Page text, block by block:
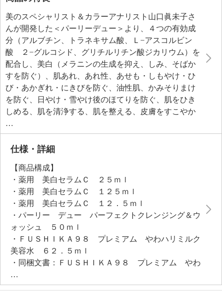
美のスペシャリスト＆カラーアナリスト山口眞未子さ
んが開発した＜パーリーデュー＞より、４つの有効成
分（アルブチン、トラネキサム酸、Ｌ−アスコルビン
酸 ２−グルコシド、グリチルリチン酸ジカリウム）を
配合し、美白（メラニンの生成を抑え、しみ、そばか
すを防ぐ）、肌あれ、あれ性、あせも・しもやけ・ひ
び・あかぎれ・にきびを防ぐ、油性肌、かみそりまけ
を防ぐ、日やけ・雪やけ後のほてりを防ぐ、肌をひき
しめる、肌を清浄する、肌を整える、皮膚をすこやか
に保つ、皮膚にうるおいを与える１２の効能効果のあ
る薬用美白美容液２５ｍｌとその５倍サイズ（１２５
ｍｌ）、１２．５ｍｌサイズ、１品で洗顔料、ポイン
ンジング洗顔料・５０ｍｌサイズ、洗顔後のお肌を柔
らかく整え、お肌に潤い、ハリ、ツヤを与える１品３
機能（化粧水、乳液、美容液）の保湿美容化粧液６
２．５ｍｌサイズ、アームカバーのセットです。
薬用美白美容液は、美容成分を９７％以上（精製水・
香り成分含む）配合し、透明感のあるハリ肌へ導きま
す。レモン＆バーベナをイメージした香り。
薬用美白美容液、クレンジング洗顔料は、乾燥による
小ジワを目立たなくします（※効能評価試験済み）。
【トリプル＋ワン薬用美白ＴＨＥリッチホワイトエッ
センス（薬用美白美容液）】
仕様・詳細
【商品構成】
・薬用 美白セラムＣ ２５ｍｌ
・薬用 美白セラムＣ １２５ｍｌ
・薬用 美白セラムＣ １２．５ｍｌ
・パーリー デュー パーフェクトクレンジング＆ウ
ォッシュ ５０ｍｌ
・ＦＵＳＨＩＫＡ９８ プレミアム やわハリミルク
美容水 ６２．５ｍｌ
・同梱文書：ＦＵＳＨＩＫＡ９８ プレミアム やわ
ハリミルク美容水 使用方法
・同梱物：アームカバー